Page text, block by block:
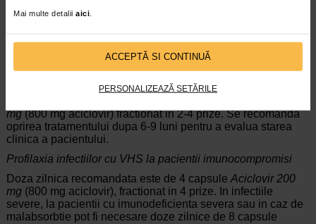
Mai multe detalii aici
ACCEPTĂ SI CONTINUĂ
PERSONALIZEAZĂ SETĂRILE
Aciclovir 200 mg
(2 g aciclovir).
Tratamentul infectiilor recurente cu VHS la pacientii
mg(800 mg aciclovir) fractionat in 2-4 prize. Se recomanda
oprirea tratamentului dupa 6-9 luni pentru a evalua starea
clinica a pacientului.
Profilaxia infectiilor cu VHS la pacientii imunocompromisi
Doza zilnica recomandata este de 4 capsule Aciclovir 200
mg (800 mg aciclovir), fractionat in 4 prize. In infectiile
severe, la pacientii cu imunodeficienta severa sau in caz de
malabsorbtie pot fi necesare doze zilnice de 8 capsule